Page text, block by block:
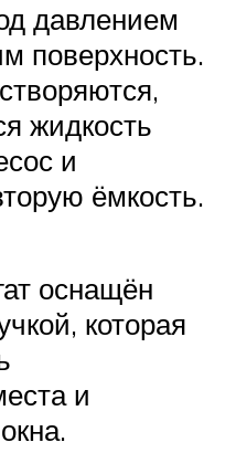
давлением
поверхность.
жидкость
и
ёмкость.
оснащён
которая
и